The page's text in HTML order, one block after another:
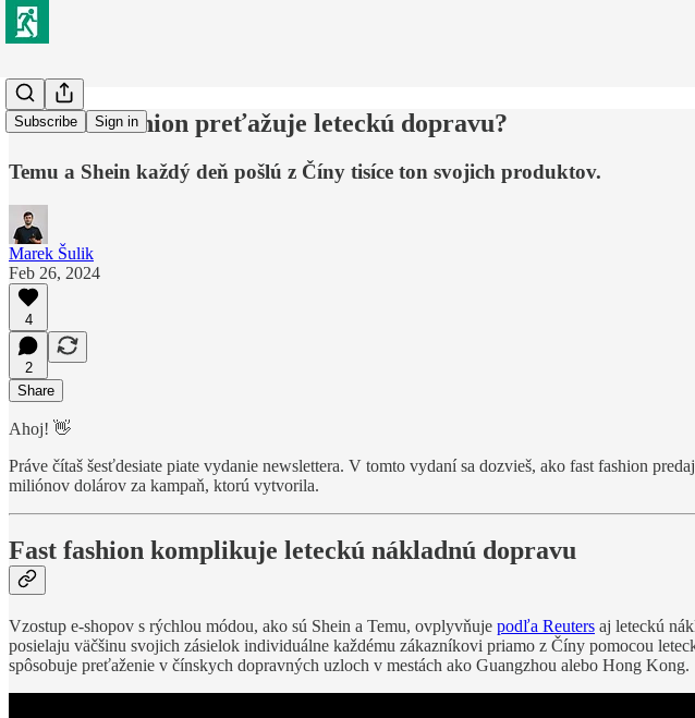
Subscribe Sign in
Ako fast fashion preťažuje leteckú dopravu?
Temu a Shein každý deň pošlú z Číny tisíce ton svojich produktov.
Marek Šulik
Feb 26, 2024
4
2
Share
Ahoj! 👋
Práve čítaš šesťdesiate piate vydanie newslettera. V tomto vydaní sa dozvieš, ako fast fashion
miliónov dolárov za kampaň, ktorú vytvorila.
Fast fashion komplikuje leteckú nákladnú dopravu
Vzostup e-shopov s rýchlou módou, ako sú Shein a Temu, ovplyvňuje podľa Reuters aj leteckú
posielaju väčšinu svojich zásielok individuálne každému zákazníkovi priamo z Číny pomocou
spôsobuje preťaženie v čínskych dopravných uzloch v mestách ako Guangzhou alebo Hong Kong.